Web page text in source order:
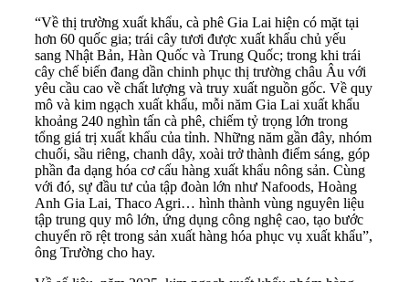
“Về thị trường xuất khẩu, cà phê Gia Lai hiện có mặt tại
hơn 60 quốc gia; trái cây tươi được xuất khẩu chủ yếu
sang Nhật Bản, Hàn Quốc và Trung Quốc; trong khi trái
cây chế biến đang dần chinh phục thị trường châu Âu với
yêu cầu cao về chất lượng và truy xuất nguồn gốc. Về quy
mô và kim ngạch xuất khẩu, mỗi năm Gia Lai xuất khẩu
khoảng 240 nghìn tấn cà phê, chiếm tỷ trọng lớn trong
tổng giá trị xuất khẩu của tỉnh. Những năm gần đây, nhóm
chuối, sầu riêng, chanh dây, xoài trở thành điểm sáng, góp
phần đa dạng hóa cơ cấu hàng xuất khẩu nông sản. Cùng
với đó, sự đầu tư của tập đoàn lớn như Nafoods, Hoàng
Anh Gia Lai, Thaco Agri… hình thành vùng nguyên liệu
tập trung quy mô lớn, ứng dụng công nghệ cao, tạo bước
chuyển rõ rệt trong sản xuất hàng hóa phục vụ xuất khẩu”,
ông Trường cho hay.